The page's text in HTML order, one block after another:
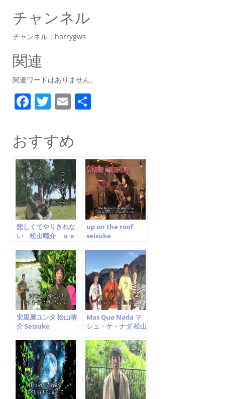
チャンネル
チャンネル：harrygws
関連
関連ワードはありません。
F
c
e
b
o
o
k
T
itt
er
E
ai
l
おすすめ
悲しくてやりきれな
い 松山晴介 ｓｅ
ｓｕｙａｍａ
up on the roof
seisuke
king cover 松山晴
安里屋ユンタ 松山晴
介 Seisuke
Mas Que Nada マ
シュ・ケ・ナダ 松山
Cover Seisuke
Matsuyama